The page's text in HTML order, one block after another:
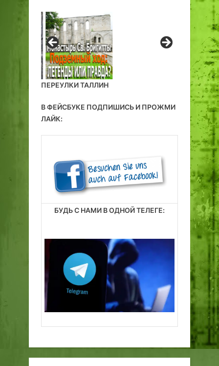
ПЕРЕУЛКИ ТАЛЛИН
В ФЕЙСБУКЕ ПОДПИШИСЬ И ПРОЖМИ
ЛАЙК:
БУДЬ С НАМИ В ОДНОЙ ТЕЛЕГЕ: